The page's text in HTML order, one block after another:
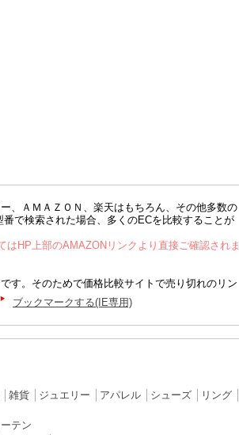
、ＡＭＡＺＯＮ、楽天はもちろん、その他多数の
で検索された場合、多くのECを比較することが
HP上部のAMAZONリンクより直接ご確認されま
す。そのためで価格比較サイトで売り切れのリン
ブックマークする(IE専用)
雑貨 ジュエリー アパレル シューズ リング
テン